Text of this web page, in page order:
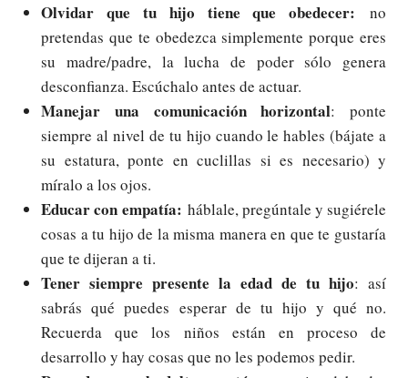
Olvidar que tu hijo tiene que obedecer: no
pretendas que te obedezca simplemente porque eres
su madre/padre, la lucha de poder sólo genera
desconfianza. Escúchalo antes de actuar.
Manejar una comunicación horizontal: ponte
siempre al nivel de tu hijo cuando le hables (bájate a
su estatura, ponte en cuclillas si es necesario) y
míralo a los ojos.
Educar con empatía: háblale, pregúntale y sugiérele
cosas a tu hijo de la misma manera en que te gustaría
que te dijeran a ti.
Tener siempre presente la edad de tu hijo: así
sabrás qué puedes esperar de tu hijo y qué no.
Recuerda que los niños están en proceso de
desarrollo y hay cosas que no les podemos pedir.